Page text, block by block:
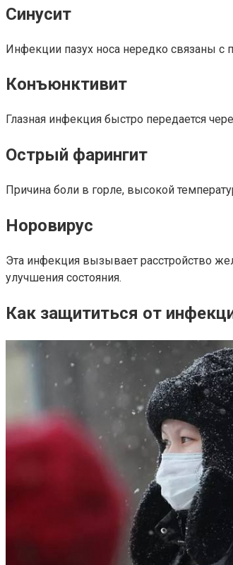
Синусит
Инфекции пазух носа нередко связаны
Конъюнктивит
Глазная инфекция быстро передается
Острый фарингит
Причина боли в горле, высокой
Норовирус
Эта инфекция вызывает расстройство
улучшения состояния.
Как защититься от